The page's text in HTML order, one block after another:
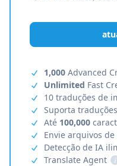
1,000 Advanced
Unlimited Fast
10 traduções de
Suporta
Até 100,000
Envie arquivos de
Detecção de IA
Translate Agent
i